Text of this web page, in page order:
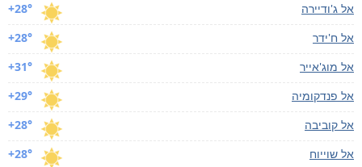
+28°
אל ג'ודיירה
+28°
אל ח'ידר
+31°
אל מוג'אייר
+29°
אל פנדקומיה
+28°
אל קוביבה
+28°
אל שוייוח